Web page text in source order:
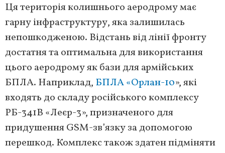
Ця територія колишнього аеродрому має
гарну інфраструктуру, яка залишилась
непошкодженою. Відстань від лінії фронту
достатня та оптимальна для використання
цього аеродрому як бази для армійських
БПЛА. Наприклад, БПЛА «Орлан-10», які
входять до складу російського комплексу
РБ-341В «Леєр-3», призначеного для
придушення GSM-зв’язку за допомогою
перешкод. Комплекс також здатен підміняти